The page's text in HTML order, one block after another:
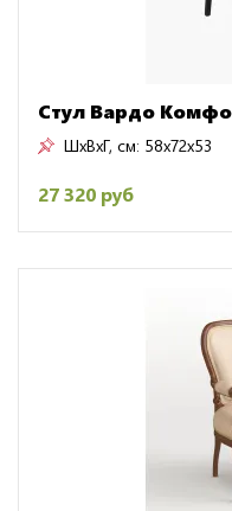
Стул Вардо
ШxВxГ, см: 58x72x53
27 320 руб